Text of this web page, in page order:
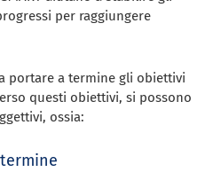
per raggiungere
portare a termine gli obiettivi
questi obiettivi, si possono
ossia: